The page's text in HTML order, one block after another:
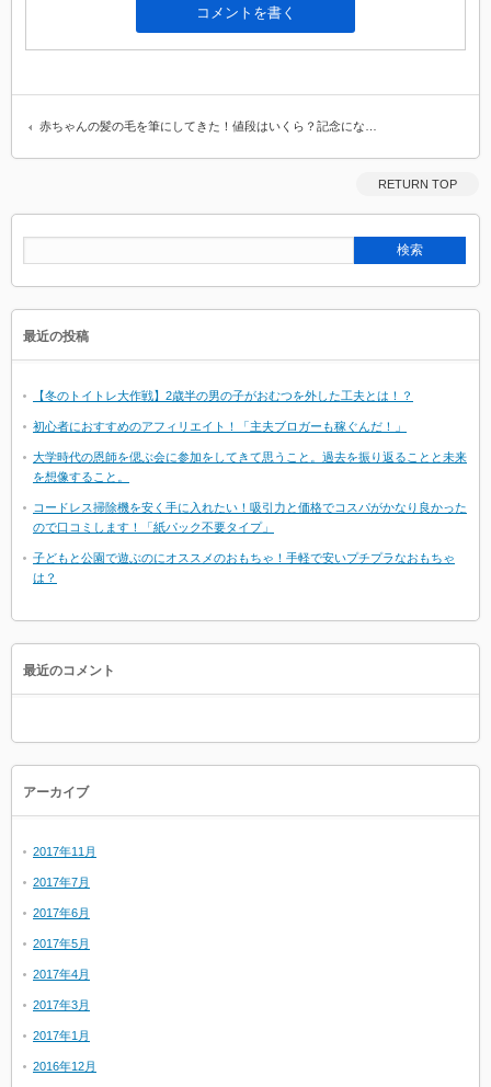
赤ちゃんの髪の毛を筆にしてきた！値段はいくら？記念にな…
RETURN TOP
最近の投稿
【冬のトイトレ大作戦】2歳半の男の子がおむつを外した工夫とは！？
初心者におすすめのアフィリエイト！「主夫ブロガーも稼ぐんだ！」
大学時代の恩師を偲ぶ会に参加をしてきて思うこと。過去を振り返ることと未来
を想像すること。
コードレス掃除機を安く手に入れたい！吸引力と価格でコスパがかなり良かった
ので口コミします！「紙パック不要タイプ」
子どもと公園で遊ぶのにオススメのおもちゃ！手軽で安いプチプラなおもちゃ
は？
最近のコメント
アーカイブ
2017年11月
2017年7月
2017年6月
2017年5月
2017年4月
2017年3月
2017年1月
2016年12月